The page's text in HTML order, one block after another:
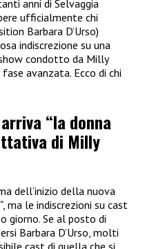
anni di Selvaggia
ufficialmente chi
Barbara D’Urso)
indiscrezione su una
condotto da Milly
avanzata. Ecco di chi
“la donna
di Milly
dell’inizio della nuova
“, ma le indiscrezioni su cast
giorno. Se al posto di
Barbara D’Urso, molti
cast di quella che si